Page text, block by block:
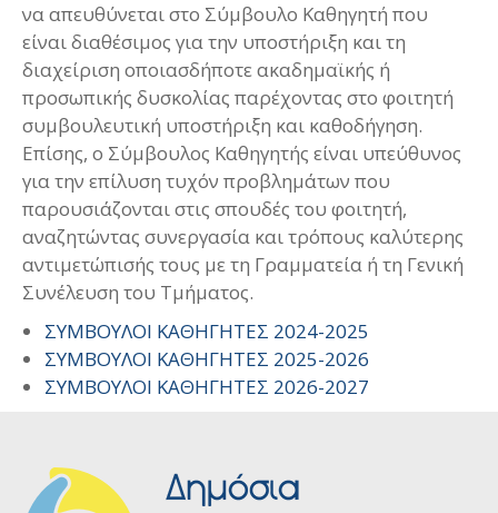
να απευθύνεται στο Σύμβουλο Καθηγητή που
είναι διαθέσιμος για την υποστήριξη και τη
διαχείριση οποιασδήποτε ακαδημαϊκής ή
προσωπικής δυσκολίας παρέχοντας στο φοιτητή
συμβουλευτική υποστήριξη και καθοδήγηση.
Επίσης, ο Σύμβουλος Καθηγητής είναι υπεύθυνος
για την επίλυση τυχόν προβλημάτων που
παρουσιάζονται στις σπουδές του φοιτητή,
αναζητώντας συνεργασία και τρόπους καλύτερης
αντιμετώπισής τους με τη Γραμματεία ή τη Γενική
Συνέλευση του Τμήματος.
ΣΥΜΒΟΥΛΟΙ ΚΑΘΗΓΗΤΕΣ 2024-2025
ΣΥΜΒΟΥΛΟΙ ΚΑΘΗΓΗΤΕΣ 2025-2026
ΣΥΜΒΟΥΛΟΙ ΚΑΘΗΓΗΤΕΣ 2026-2027